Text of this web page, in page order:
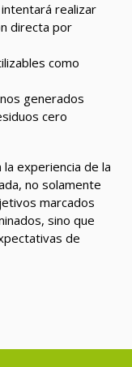
realizar
directa por
como
generados
cero
experiencia de la
no solamente
marcados
sino que
de